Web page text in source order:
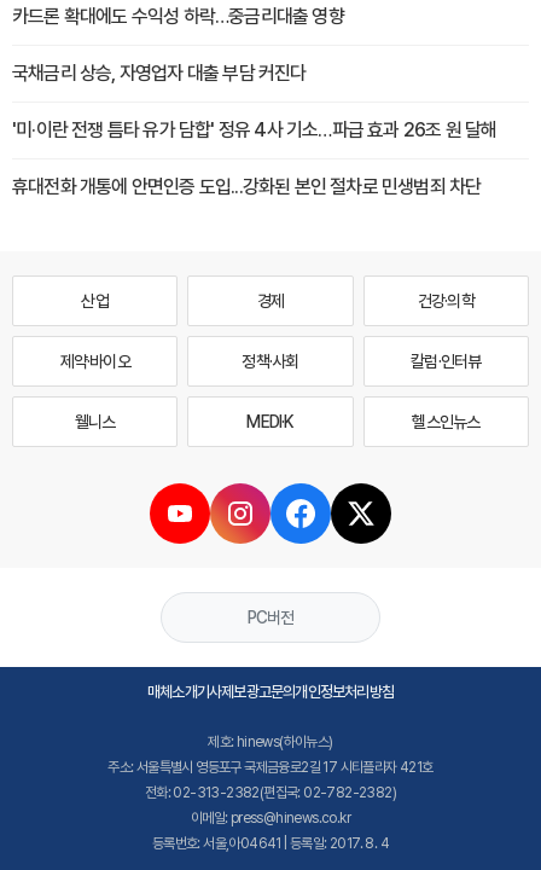
카드론 확대에도 수익성 하락…중금리대출 영향
국채금리 상승, 자영업자 대출 부담 커진다
'미·이란 전쟁 틈타 유가 담합' 정유 4사 기소…파급 효과 26조 원 달해
휴대전화 개통에 안면인증 도입...강화된 본인 절차로 민생범죄 차단
산업 경제 건강·의학
제약·바이오 정책·사회 칼럼·인터뷰
웰니스 MEDI·K 헬스인뉴스
PC버전
매체소개기사제보광고문의개인정보처리방침
제호: hinews(하이뉴스)
주소: 서울특별시 영등포구 국제금융로2길 17 시티플라자 421호
전화: 02-313-2382(편집국: 02-782-2382)
이메일: press@hinews.co.kr
등록번호: 서울,아04641 | 등록일: 2017. 8. 4